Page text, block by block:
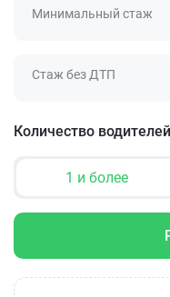
Минимальный стаж
Стаж без ДТП
Количество
1 и более